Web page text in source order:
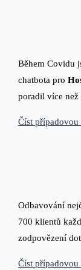
Během Covidu
chatbota pro
poradil více
Číst případovou
Odbavování
700 klientů
zodpovězení
Číst případovou